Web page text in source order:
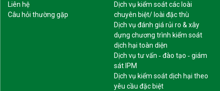
Liên hệ
Câu hỏi thường gặp
Dịch vụ kiểm soát các loài
chuyên biệt/ loài đặc thù
Dịch vụ đánh giá rủi ro & xây
dựng chương trình kiểm soát
dịch hại toàn diện
Dịch vụ tư vấn ‐ đào tạo ‐ giám
sát IPM
Dịch vụ kiểm soát dịch hại theo
yêu cầu đặc biệt